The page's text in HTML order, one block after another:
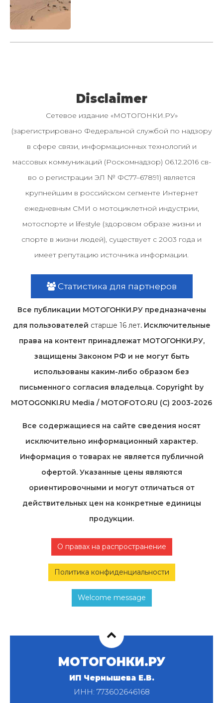
Disclaimer
Сетевое издание «МОТОГОНКИ.РУ»
(зарегистрировано Федеральной службой по надзору
в сфере связи, информационных технологий и
массовых коммуникаций (Роскомнадзор) 06.12.2016 св-
во о регистрации ЭЛ № ФС77–67891) является
крупнейшим в российском сегменте Интернет
ежедневным СМИ о мотоциклетной индустрии,
мотоспорте и lifestyle (здоровом образе жизни и
спорте в жизни людей), существует с 2003 года и
имеет репутацию источника информации.
Статистика для партнеров
Все публикации МОТОГОНКИ.РУ предназначены
для пользователей старше 16 лет. Исключительные
права на контент принадлежат МОТОГОНКИ.РУ,
защищены Законом РФ и не могут быть
использованы каким-либо образом без
письменного согласия владельца. Copyright by
MOTOGONKI.RU Media / MOTOFOTO.RU (C) 2003-2026
Все содержащиеся на cайте сведения носят
исключительно информационный характер.
Информация о товарах не является публичной
офертой. Указанные цены являются
ориентировочными и могут отличаться от
действительных цен на конкретные единицы
продукции.
О правах на распространение
Политика конфиденциальности
Welcome message
МОТОГОНКИ.РУ
ИП Чернышева Е.В.
ИНН: 773602646168